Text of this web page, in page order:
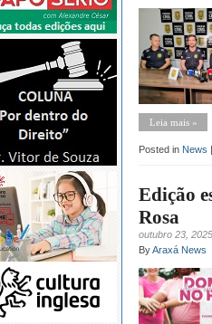
Leia mais »
Posted in News |
Edição
Rosa
outubro 23, 2025
ByAraxá News